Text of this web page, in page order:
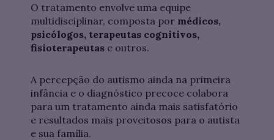
O tratamento envolve uma equipe
multidisciplinar, composta por médicos,
psicólogos, terapeutas cognitivos,
fisioterapeutas e outros.
A percepção do autismo ainda na primeira
infância e o diagnóstico precoce colabora
para um tratamento ainda mais satisfatório
e resultados mais proveitosos para o autista
e sua família.